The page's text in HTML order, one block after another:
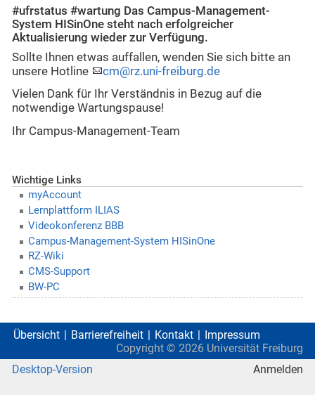
#ufrstatus #wartung Das Campus-Management-
System HISinOne steht nach erfolgreicher
Aktualisierung wieder zur Verfügung.
Sollte Ihnen etwas auffallen, wenden Sie sich bitte an
unsere Hotline
cm@rz.uni-freiburg.de
Vielen Dank für Ihr Verständnis in Bezug auf die
notwendige Wartungspause!
Ihr Campus-Management-Team
Wichtige Links
myAccount
Lernplattform ILIAS
Videokonferenz BBB
Campus-Management-System HISinOne
RZ-Wiki
CMS-Support
BW-PC
Übersicht Barrierefreiheit Kontakt
Impressum
Copyright © 2026 Universität Freiburg
Desktop-Version
Anmelden